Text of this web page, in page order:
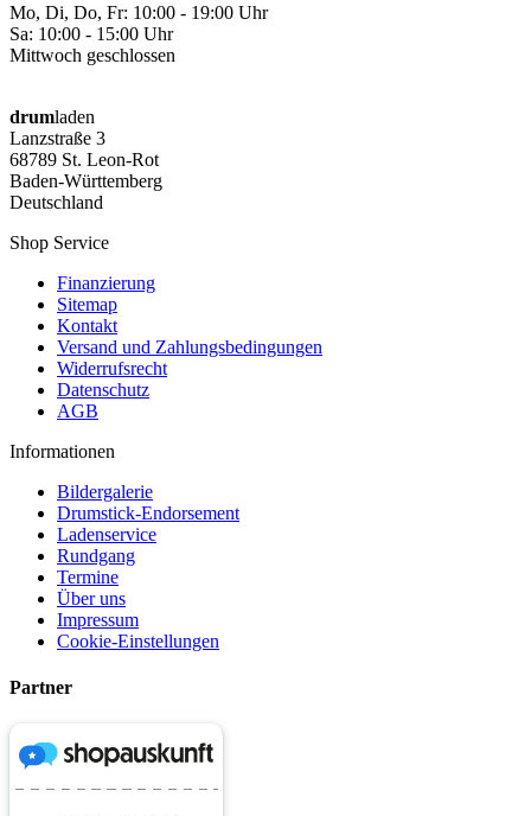
Mo, Di, Do, Fr: 10:00 - 19:00 Uhr
Sa: 10:00 - 15:00 Uhr
Mittwoch geschlossen
drumladen
Lanzstraße 3
68789 St. Leon-Rot
Baden-Württemberg
Deutschland
Shop Service
Finanzierung
Sitemap
Kontakt
Versand und Zahlungsbedingungen
Widerrufsrecht
Datenschutz
AGB
Informationen
Bildergalerie
Drumstick-Endorsement
Ladenservice
Rundgang
Termine
Über uns
Impressum
Cookie-Einstellungen
Partner